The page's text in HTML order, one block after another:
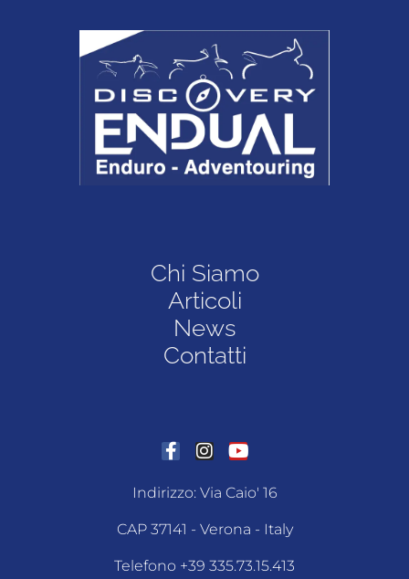
Chi Siamo
Articoli
News
Contatti
Indirizzo: Via Caio' 16
CAP 37141 - Verona - Italy
Telefono +39 335.73.15.413